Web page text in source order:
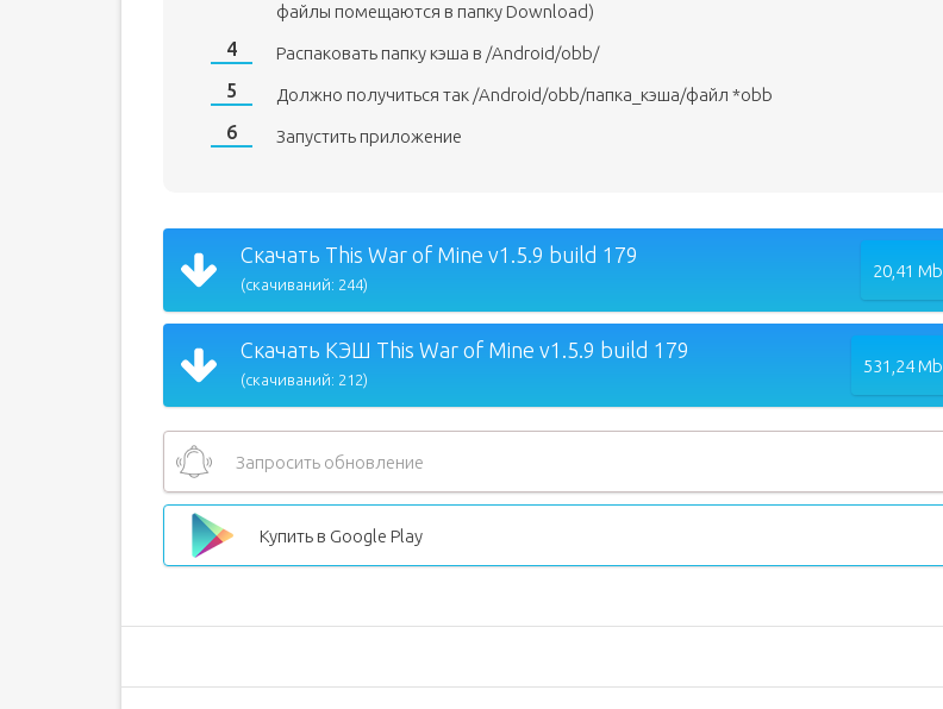
файлы помещаются в папку Download)
Распаковать папку кэша в /Android/obb/
Должно получиться так /Android/obb/папка_кэша/файл *obb
Запустить приложение
Скачать This War of Mine v1.5.9 build 179
(скачиваний: 244)
20,41 Mb
Скачать КЭШ This War of Mine v1.5.9 build 179
(скачиваний: 212)
531,24 Mb
Запросить обновление
Купить в Google Play